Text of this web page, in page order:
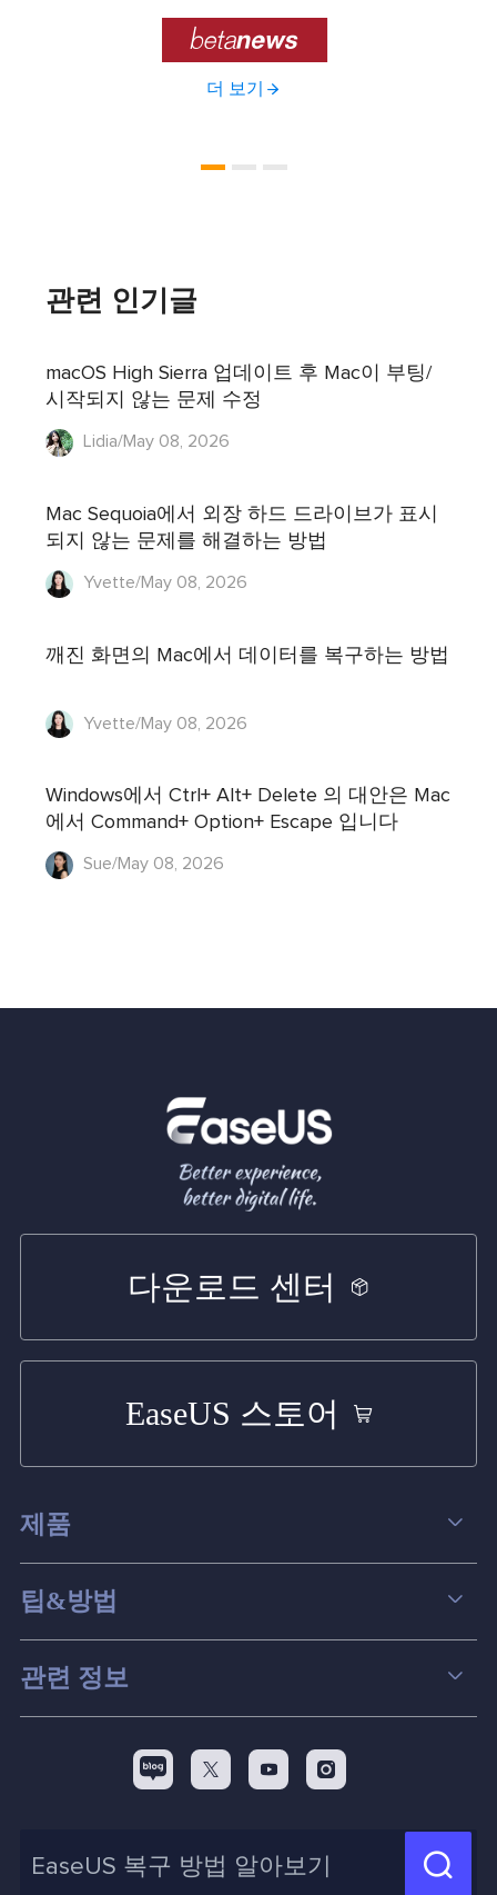

더 보기
관련 인기글
macOS High Sierra 업데이트 후 Mac이 부팅/
시작되지 않는 문제 수정
Lidia/May 08, 2026
Mac Sequoia에서 외장 하드 드라이브가 표시
되지 않는 문제를 해결하는 방법
Yvette/May 08, 2026
깨진 화면의 Mac에서 데이터를 복구하는 방법
Yvette/May 08, 2026
Windows에서 Ctrl+ Alt+ Delete 의 대안은 Mac
에서 Command+ Option+ Escape 입니다
Sue/May 08, 2026
다운로드 센터
EaseUS 스토어
제품
데이터 복구
파티션 관리
스크린 레코더
백업&복원
신제품 New
팁&방법
컴퓨터 데이터 복구 팁
맥 데이터 복구 팁
디스크 파티션 팁
화면 녹화 팁
관련 정보
리셀러
  
